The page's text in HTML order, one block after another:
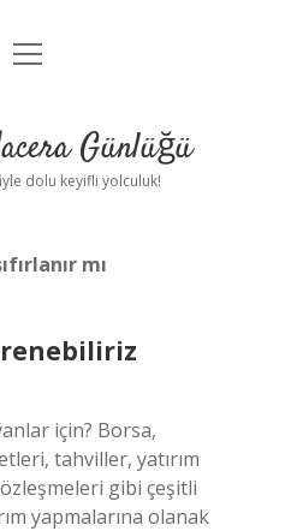
Anasayfa
Uyarı
menüyü
Günlüğü
dolu keyifli yolculuk!
mı
için? Borsa,
tahviller, yatırım
gibi çeşitli
yapmalarına olanak